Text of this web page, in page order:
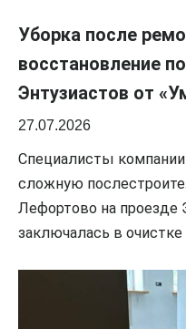
Уборка после
восстановление
Энтузиастов от
27.07.2026
Специалисты
сложную
Лефортово на проезде
заключалась в